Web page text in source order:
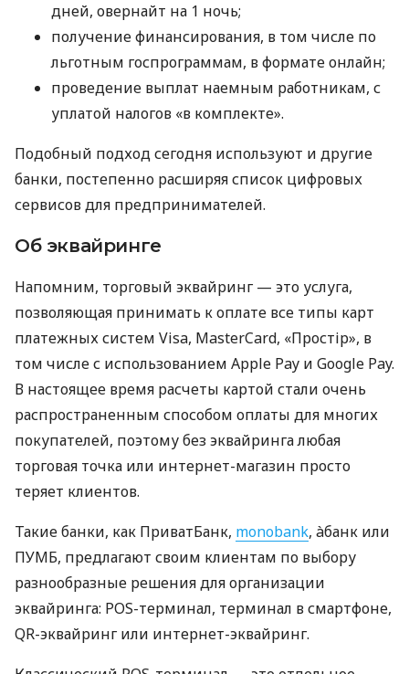
дней, овернайт на 1 ночь;
получение финансирования, в том числе по
льготным госпрограммам, в формате онлайн;
проведение выплат наемным работникам, с
уплатой налогов «в комплекте».
Подобный подход сегодня используют и другие
банки, постепенно расширяя список цифровых
сервисов для предпринимателей.
Об эквайринге
Напомним, торговый эквайринг — это услуга,
позволяющая принимать к оплате все типы карт
платежных систем Visa, MasterCard, «Простір», в
том числе с использованием Apple Pay и Google Pay.
В настоящее время расчеты картой стали очень
распространенным способом оплаты для многих
покупателей, поэтому без эквайринга любая
торговая точка или интернет-магазин просто
теряет клиентов.
Такие банки, как ПриватБанк, monobank, àбанк или
ПУМБ, предлагают своим клиентам по выбору
разнообразные решения для организации
эквайринга: POS-терминал, терминал в смартфоне,
QR-эквайринг или интернет-эквайринг.